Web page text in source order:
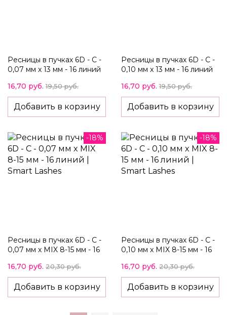
Ресницы в пучках 6D - C -
0,07 мм x 13 мм - 16 линий
16,70 руб. 19,50 руб.
Добавить в корзину
Ресницы в пучках 6D - C -
0,10 мм x 13 мм - 16 линий
16,70 руб. 19,50 руб.
Добавить в корзину
-18%
Ресницы в пучках 6D - C -
0,07 мм x MIX 8-15 мм - 16
16,70 руб. 20,30 руб.
Добавить в корзину
-18%
Ресницы в пучках 6D - C -
0,10 мм x MIX 8-15 мм - 16
16,70 руб. 20,30 руб.
Добавить в корзину